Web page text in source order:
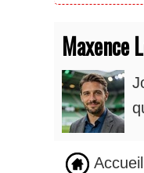
Maxence
Accueil